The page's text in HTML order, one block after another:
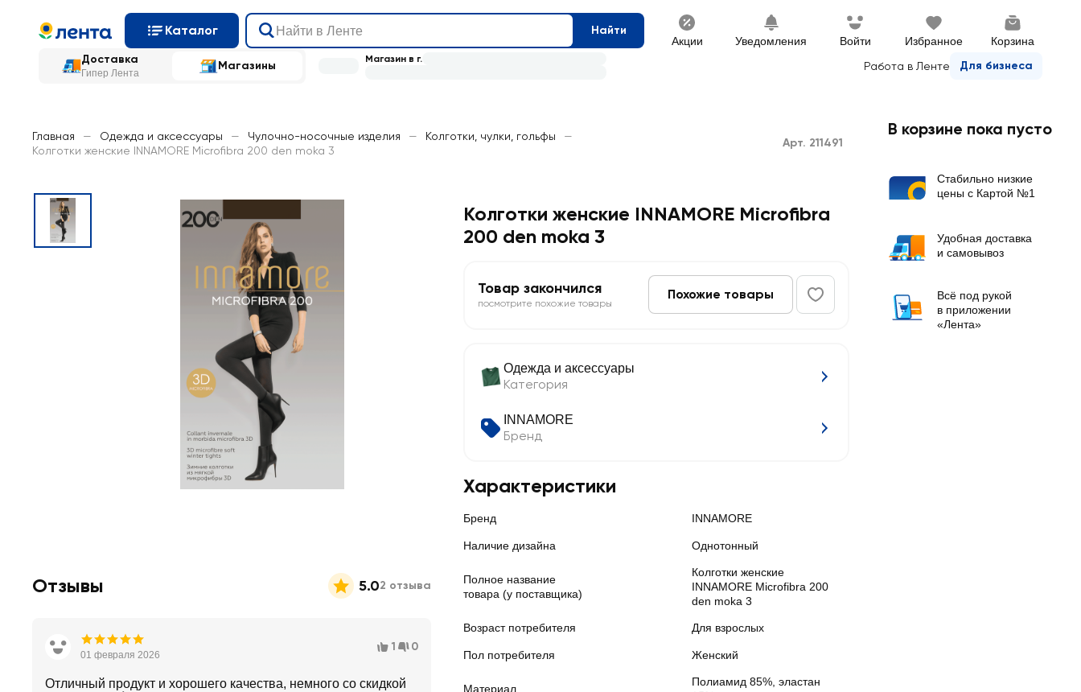
Каталог Найти
Акции Уведомления Войти Избранное Корзина
Доставка
Гипер Лента
Магазины Работа в Ленте Для бизнеса
Магазин в г.
Главная — Одежда и аксессуары — Чулочно-носочные изделия — Колготки, чулки, гольфы
—
Колготки женские INNAMORE Microfibra 200 den moka 3
Арт. 211491
Колготки женские INNAMORE Microfibra
200 den moka 3
Товар закончился
посмотрите похожие товары
Похожие товары
Одежда и аксессуары
Категория
INNAMORE
Бренд
Характеристики
Бренд INNAMORE
Наличие дизайна Однотонный
Полное название
товара (у поставщика)
Колготки женские
INNAMORE Microfibra 200
den moka 3
Возраст потребителя Для взрослых
Пол потребителя Женский
Материал
Полиамид 85%, эластан
Отзывы 5.02 отзыва
01 февраля 2026
1 0
Отличный продукт и хорошего качества, немного со скидкой
В корзине пока пусто
Стабильно низкие
цены с Картой №1
Удобная доставка
и самовывоз
Всё под рукой
в приложении
«Лента»